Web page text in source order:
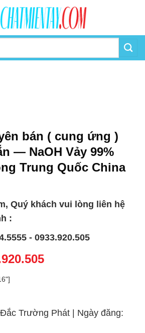
bán ( cung ứng )
— NaOH Vảy 99%
Trung Quốc China
Quý khách vui lòng liên hệ
:
- 0933.920.505
Trường Phát | Ngày đăng: